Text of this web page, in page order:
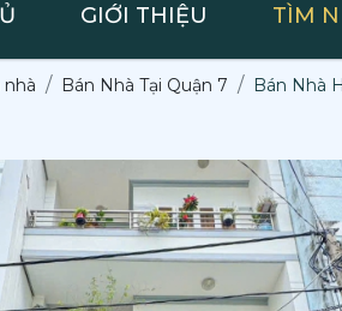
GIỚI THIỆU TÌM
nhà Bán Nhà Tại Quận 7 Bán Nhà